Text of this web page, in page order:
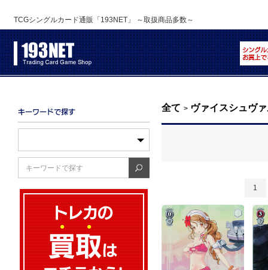
TCGシングルカード通販「193NET」 ～取扱商品多数～
全て > ヴァイスシュヴ
1